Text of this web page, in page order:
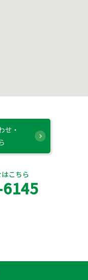
せ・
こちら